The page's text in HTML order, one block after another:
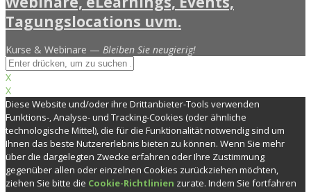
Kurse & Webinare — Bleiben Sie neugierig!
X
X
Diese Website und/oder ihre Drittanbieter-Tools verwenden
Funktions-, Analyse- und Tracking-Cookies (oder ähnliche
technologische Mittel), die für die Funktionalität notwendig sind um
Ihnen das beste Nutzererlebnis bieten zu können. Wenn Sie mehr
über die dargelegten Zwecke erfahren oder Ihre Zustimmung
gegenüber allen oder einzelnen Cookies zurückziehen möchten,
ziehen Sie bitte die Cookie-Richtlinien zurate. Indem Sie fortfahren